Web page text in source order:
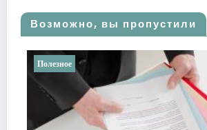
Возможно, вы пропустили
Полезное